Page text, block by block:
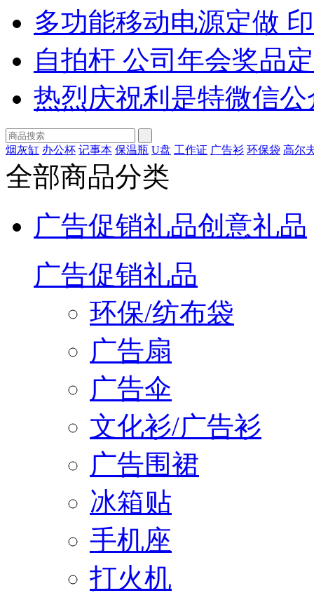
多功能移动电源定做
自拍杆 公司年会奖品
热烈庆祝利是特微信
烟灰缸 办公杯 记事本 保温瓶 U盘 工作证 广告衫 环保袋 高尔
全部商品分类
广告促销礼品创意礼品
广告促销礼品
环保/纺布袋
广告扇
广告伞
文化衫/广告衫
广告围裙
冰箱贴
手机座
打火机